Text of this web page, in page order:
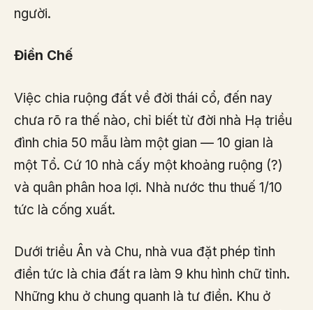
người.
Điền Chế
Việc chia ruộng đất về đời thái cổ, đến nay
chưa rõ ra thế nào, chỉ biết từ đời nhà Hạ triều
đình chia 50 mẫu làm một gian — 10 gian là
một Tổ. Cứ 10 nhà cấy một khoảng ruộng (?)
và quân phân hoa lợi. Nhà nước thu thuế 1/10
tức là cống xuất.
Dưới triều Ân và Chu, nhà vua đặt phép tỉnh
điền tức là chia đất ra làm 9 khu hình chữ tỉnh.
Những khu ở chung quanh là tư điền. Khu ở